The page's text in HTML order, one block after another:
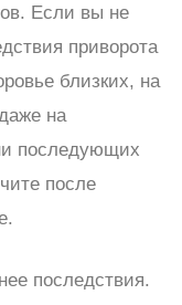
Если вы не
приворота
близких, на
на
последующих
после
последствия.